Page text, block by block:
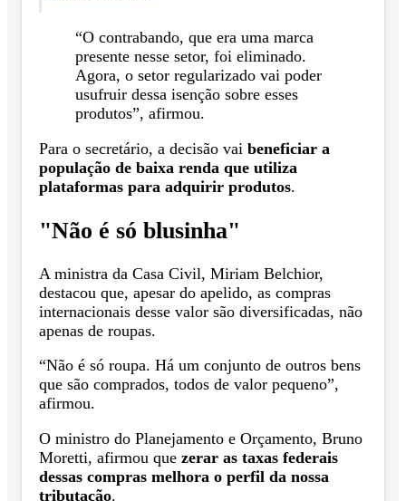
“O contrabando, que era uma marca
presente nesse setor, foi eliminado.
Agora, o setor regularizado vai poder
usufruir dessa isenção sobre esses
produtos”, afirmou.
Para o secretário, a decisão vai beneficiar a
população de baixa renda que utiliza
plataformas para adquirir produtos.
"Não é só blusinha"
A ministra da Casa Civil, Miriam Belchior,
destacou que, apesar do apelido, as compras
internacionais desse valor são diversificadas, não
apenas de roupas.
“Não é só roupa. Há um conjunto de outros bens
que são comprados, todos de valor pequeno”,
afirmou.
O ministro do Planejamento e Orçamento, Bruno
Moretti, afirmou que zerar as taxas federais
dessas compras melhora o perfil da nossa
tributação.